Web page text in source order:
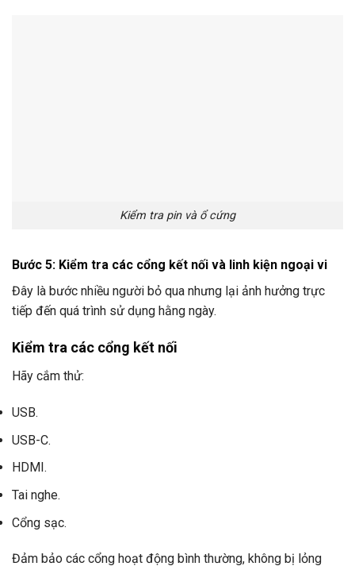
Kiểm tra pin và ổ cứng
Bước 5: Kiểm tra các cổng kết nối và linh kiện ngoại vi
Đây là bước nhiều người bỏ qua nhưng lại ảnh hưởng trực
tiếp đến quá trình sử dụng hằng ngày.
Kiểm tra các cổng kết nối
Hãy cắm thử:
USB.
USB-C.
HDMI.
Tai nghe.
Cổng sạc.
Đảm bảo các cổng hoạt động bình thường, không bị lỏng